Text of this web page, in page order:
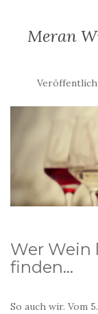
Meran
Wer Wein
finden…
So auch wir. Vom